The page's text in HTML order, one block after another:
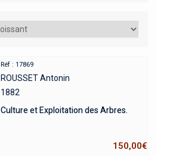
Réf : 17869
ROUSSET Antonin
1882
Culture et Exploitation des Arbres.
150,00€